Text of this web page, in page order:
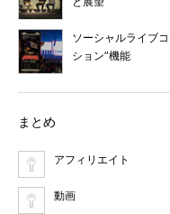
ソーシャルライブ
ション”機能
まとめ
アフィリエイト
動画